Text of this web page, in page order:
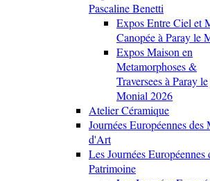
Pascaline Benetti
Expos Entre Ciel et
Canopée à Paray le
Expos Maison en
Metamorphoses &
Traversees à Paray le
Monial 2026
Atelier Céramique
Journées Européennes des
d'Art
Les Journées Européennes
Patrimoine